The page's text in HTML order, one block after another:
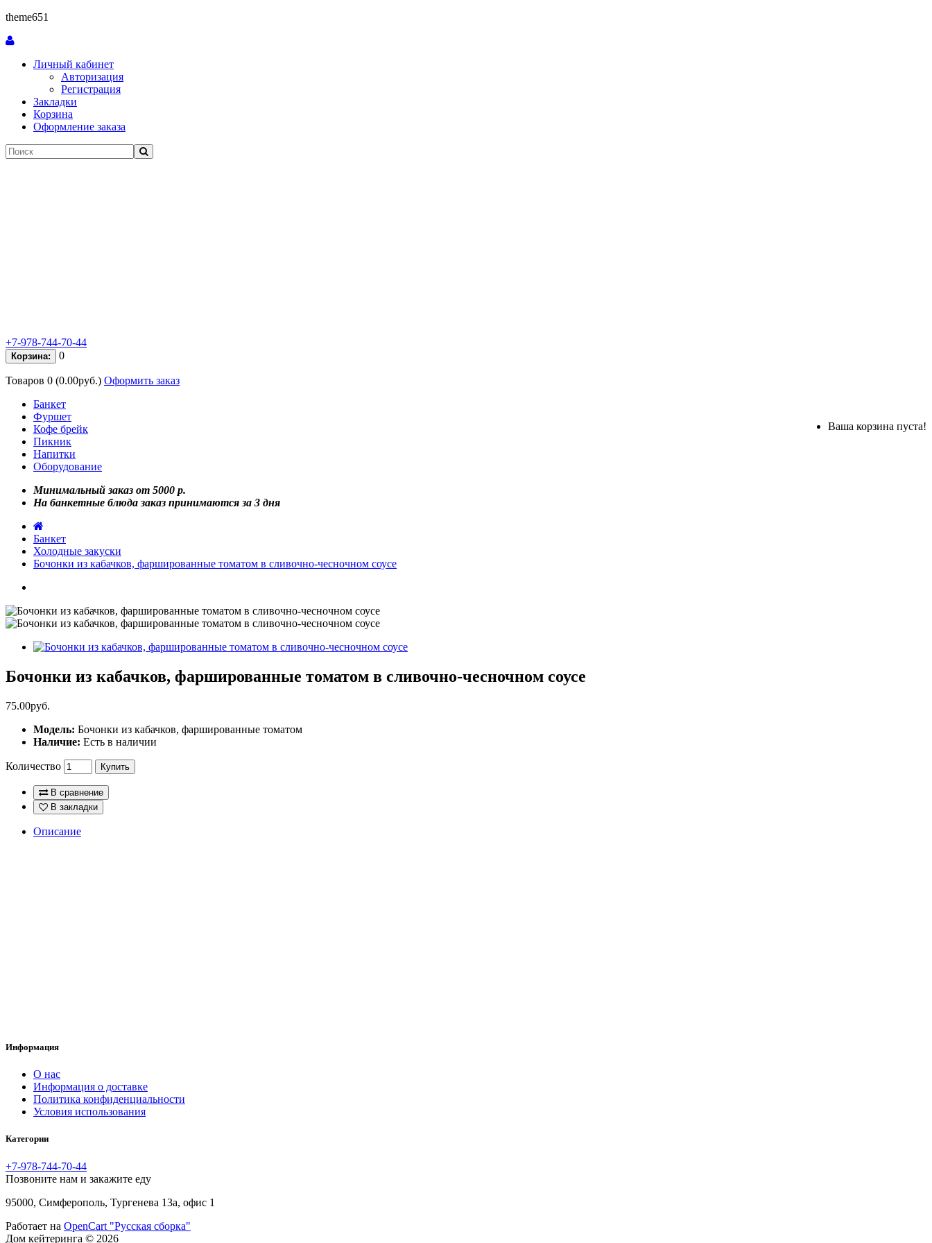
theme651
Личный кабинет
Авторизация
Регистрация
Закладки
Корзина
Оформление заказа
+7-978-744-70-44
Корзина: 0
Товаров 0 (0.00руб.) Оформить заказ
Ваша корзина пуста!
Банкет
Фуршет
Кофе брейк
Пикник
Напитки
Оборудование
Минимальный заказ от 5000 р.
На банкетные блюда заказ принимаются за 3 дня
Банкет
Холодные закуски
Бочонки из кабачков, фаршированные томатом в сливочно-чесночном соусе
Бочонки из кабачков, фаршированные томатом в сливочно-чесночном соусе
75.00руб.
Модель: Бочонки из кабачков, фаршированные томатом
Наличие: Есть в наличии
Количество Купить
В сравнение
В закладки
Описание
Информация
O нас
Информация о доставке
Политика конфиденциальности
Условия использования
Категории
+7-978-744-70-44
Позвоните нам и закажите еду
95000, Симферополь, Тургенева 13а, офис 1
Работает на OpenCart "Русская сборка"
Дом кейтеринга © 2026